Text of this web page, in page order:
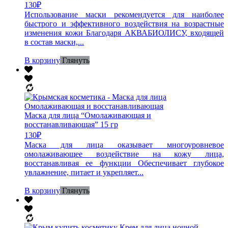
130₽
Использование маски рекомендуется для наиболее
быстрого и эффективного воздействия на возрастные
изменения кожи Благодаря АКВАБИОЛИСУ, входящей
в состав маски,...
В корзину Глянуть
Маска для лица “Омолаживающая и
восстанавливающая” 15 гр
130₽
Маска для лица оказывает многоуровневое
омолаживающее воздействие на кожу лица,
восстанавливая ее функции Обеспечивает глубокое
увлажнение, питает и укрепляет...
В корзину Глянуть